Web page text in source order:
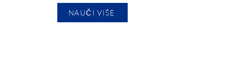
NAUČI VIŠE